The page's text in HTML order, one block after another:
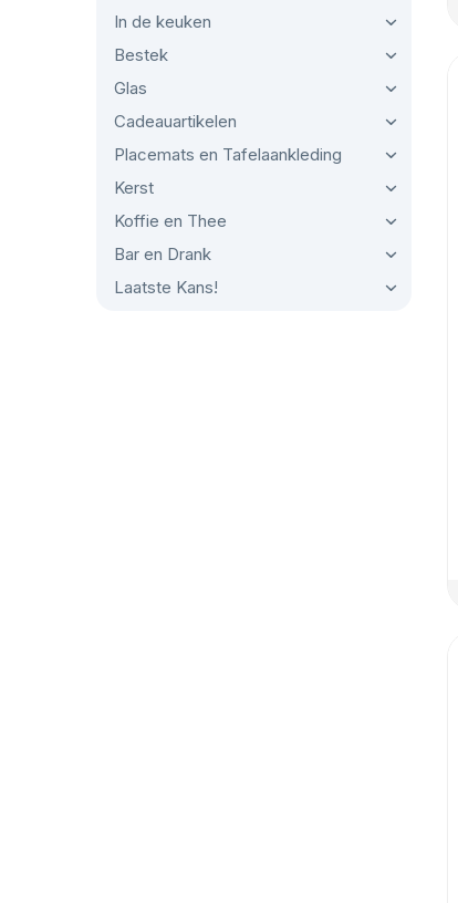
In de keuken
Bestek
Glas
Cadeauartikelen
Placemats en Tafelaankleding
Kerst
Koffie en Thee
Bar en Drank
Laatste Kans!